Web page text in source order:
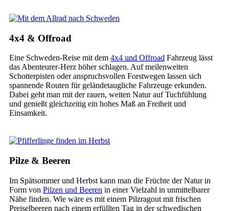
4x4 & Offroad
Eine Schweden-Reise mit dem 4x4 und Offroad Fahrzeug lässt
das Abenteurer-Herz höher schlagen. Auf meilenweiten
Schotterpisten oder anspruchsvollen Forstwegen lassen sich
spannende Routen für geländetaugliche Fahrzeuge erkunden.
Dabei geht man mit der rauen, weiten Natur auf Tuchfühlung
und genießt gleichzeitig ein hohes Maß an Freiheit und
Einsamkeit.
Pilze & Beeren
Im Spätsommer und Herbst kann man die Früchte der Natur in
Form von Pilzen und Beeren in einer Vielzahl in unmittelbarer
Nähe finden. Wie wäre es mit einem Pilzragout mit frischen
Preiselbeeren nach einem erfüllten Tag in der schwedischen